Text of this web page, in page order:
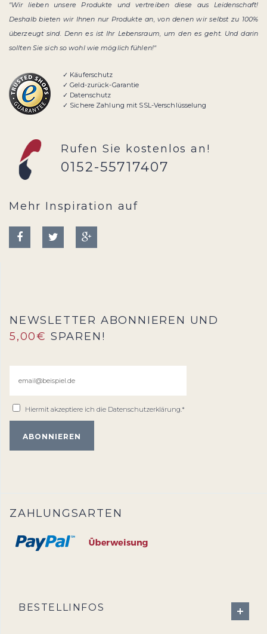
"Wir lieben unsere Produkte und vertreiben diese aus Leidenschaft!
Deshalb bieten wir Ihnen nur Produkte an, von denen wir selbst zu 100%
überzeugt sind. Denn es ist Ihr Lebensraum, um den es geht. Und darin
sollten Sie sich so wohl wie möglich fühlen!"
✓ Käuferschutz
✓ Geld-zurück-Garantie
✓ Datenschutz
✓ Sichere Zahlung mit SSL-Verschlüsselung
Rufen Sie kostenlos an!
0152-55717407
Mehr Inspiration auf
NEWSLETTER ABONNIEREN UND
5,00€ SPAREN!
Hiermit akzeptiere ich die Datenschutzerklärung.*
ZAHLUNGSARTEN
BESTELLINFOS